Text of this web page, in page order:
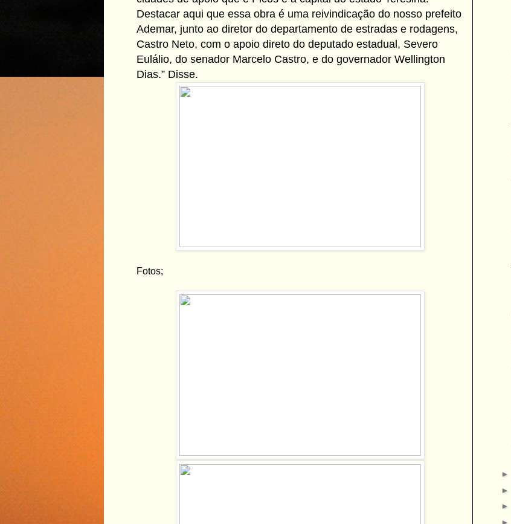
Destacar aqui que essa obra é uma reivindicação do nosso prefeito
Ademar, junto ao diretor do departamento de estradas e rodagens,
Castro Neto, com o apoio direto do deputado estadual, Severo
Eulálio, do senador Marcelo Castro, e do governador Wellington
Dias.” Disse.
Fotos;
►
►
►
►